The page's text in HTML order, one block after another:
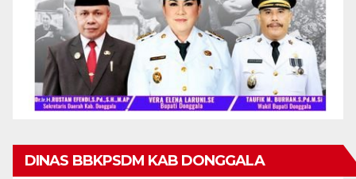
DINAS BBKPSDM KAB DONGGALA